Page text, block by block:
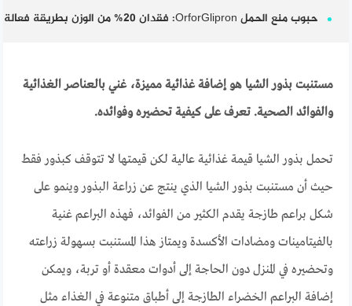
حبوب منع الحمل OrforGlipron: فقدان 20% من الوزن بطريقة فعالة
مستنبت بذور الشيا هو إضافة غذائية مميزة، غني بالعناصر الغذائية
والفوائد الصحية. تعرف على كيفية تحضيره وفوائده.
تحمل بذور الشيا قيمة غذائية عالية لكن قيمتها لا تتوقف كبذور فقط
حيث أن مستنبت بذور الشيا الذي ينتج عن زراعة البذور وينمو على
شكل براعم طازجة يقدم الكثير من الفوائد، فهذه البراعم غنية
بالفيتامينات ومضادات الأكسدة ويمتاز هذا المستنبت بسهولة زراعته
وتحضيره في المنزل دون الحاجة إلى أدوات معقدة أو تربة، ويمكن
إضافة البراعم الخضراء الطازجة إلى أطباق متنوعة في الغذاء مثل